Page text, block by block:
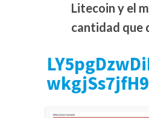
Litecoin y el
cantidad que